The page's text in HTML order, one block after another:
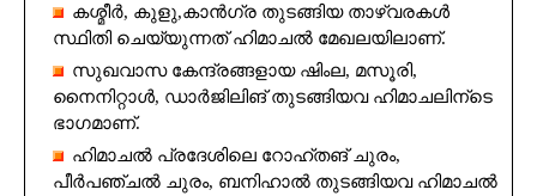
കശ്മീർ, കുളു,കാൻഗ്ര തുടങ്ങിയ താഴ്വരകൾ
സ്ഥിതി ചെയ്യുന്നത് ഹിമാചൽ മേഖലയിലാണ്.
സുഖവാസ കേന്ദ്രങ്ങളായ ഷിംല, മസൂരി,
നൈനിറ്റാൾ, ഡാർജിലിങ് തുടങ്ങിയവ ഹിമാചലിന്ടെ
ഭാഗമാണ്.
ഹിമാചൽ പ്രദേശിലെ റോഹ്‌തങ് ചുരം,
പീർപഞ്ചൽ ചുരം, ബനിഹാൽ തുടങ്ങിയവ ഹിമാചൽ